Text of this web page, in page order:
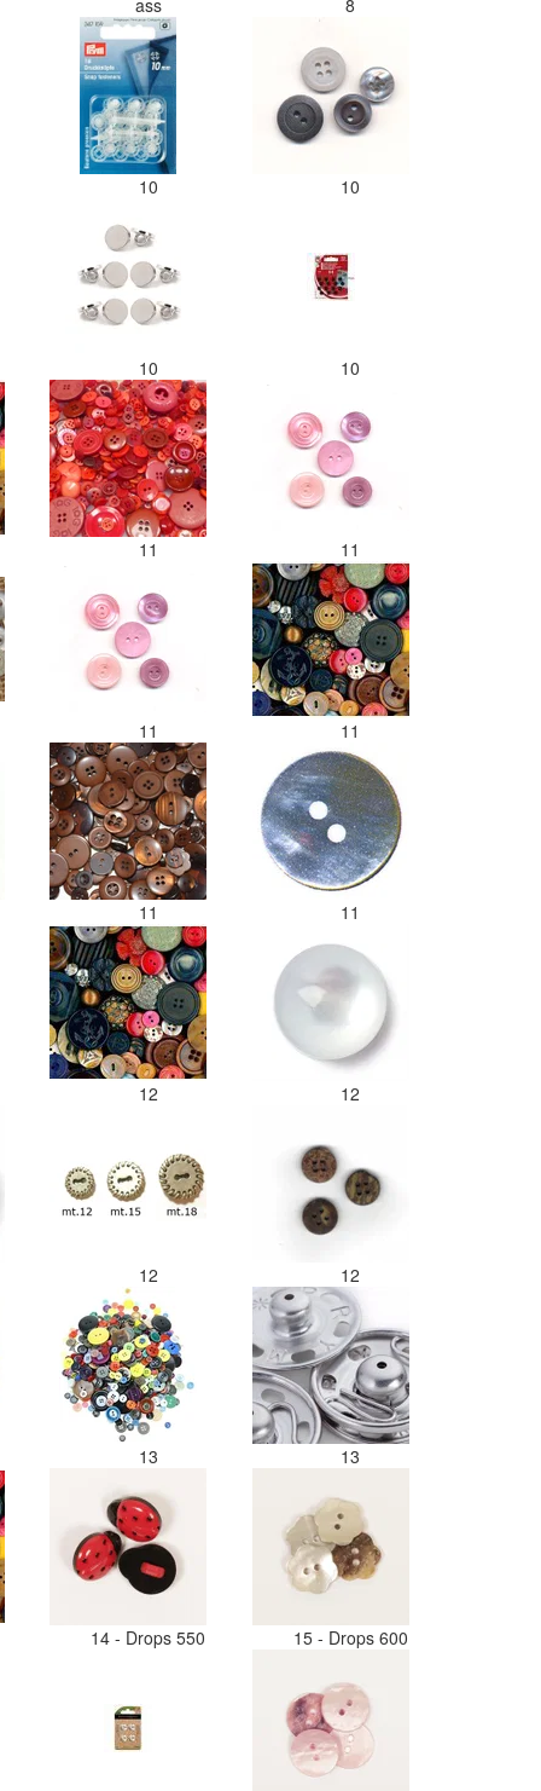
10 10
10 10
11 11
11 11
11 11
12 12
12 12
13 13
14 - Drops 550 15 - Drops 600